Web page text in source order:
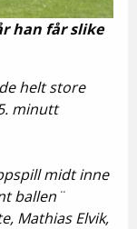
han får slike
helt store
minutt
midt inne
ballen¨
Mathias Elvik,